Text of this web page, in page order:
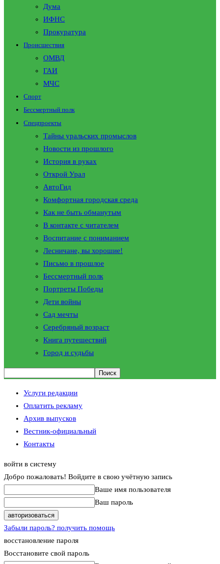
Дума
ИФНС
Прокуратура
Происшествия
ОМВД
ГАИ
МЧС
Спорт
Бессмертный полк
Спецпроекты
Тайны уральских промыслов
Новости из прошлого
История в руках
Открой Урал
АвтоГид
Комфортная городская среда
Как не быть обманутым
В контакте с читателем
Воспитание с пониманием
Лесничане, вы хорошие!
Письмо в прошлое
Бессмертный полк
Портреты Победы
Дети войны
Сад мечты
Серебряный возраст
Книга путешествий
Город и судьбы
Услуги редакции
Оплатить рекламу
Архив выпусков
Вестник-официальный
Контакты
войти в систему
Добро пожаловать! Войдите в свою учётную запись
Ваше имя пользователя
Ваш пароль
Забыли пароль? получить помощь
восстановление пароля
Восстановите свой пароль